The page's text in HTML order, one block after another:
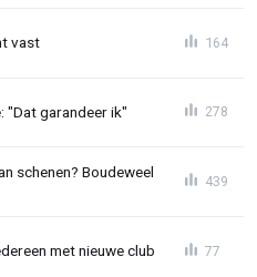
vast 164
"Dat garandeer ik" 278
schenen? Boudeweel
439
met nieuwe club 77